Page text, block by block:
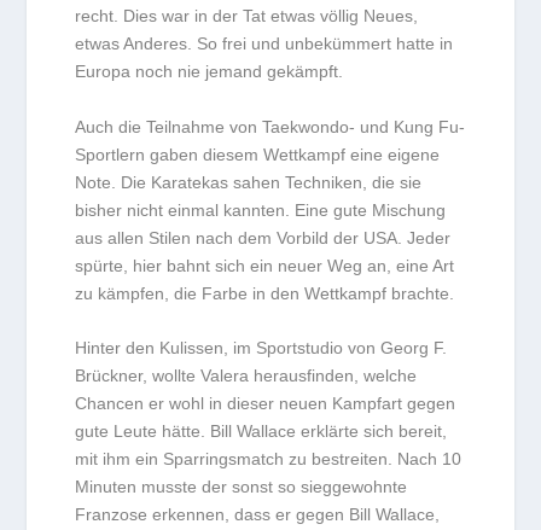
recht. Dies war in der Tat etwas völlig Neues,
etwas Anderes. So frei und unbekümmert hatte in
Europa noch nie jemand gekämpft.
Auch die Teilnahme von Taekwondo- und Kung Fu-
Sportlern gaben diesem Wettkampf eine eigene
Note. Die Karatekas sahen Techniken, die sie
bisher nicht einmal kannten. Eine gute Mischung
aus allen Stilen nach dem Vorbild der USA. Jeder
spürte, hier bahnt sich ein neuer Weg an, eine Art
zu kämpfen, die Farbe in den Wettkampf brachte.
Hinter den Kulissen, im Sportstudio von Georg F.
Brückner, wollte Valera herausfinden, welche
Chancen er wohl in dieser neuen Kampfart gegen
gute Leute hätte. Bill Wallace erklärte sich bereit,
mit ihm ein Sparringsmatch zu bestreiten. Nach 10
Minuten musste der sonst so sieggewohnte
Franzose erkennen, dass er gegen Bill Wallace,